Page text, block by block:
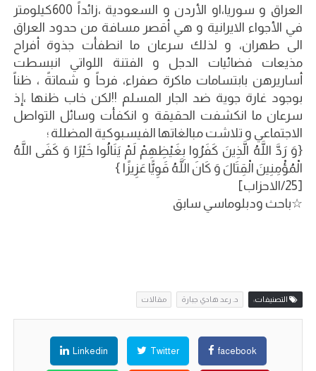
العراق و سوريا،او الأردن و السعودية ،زائداً 600كيلومتر
في الأجواء الايرانية و هي أقصر مسافة من حدود العراق
الى طهران، و لذلك سرعان ما انطفأت جذوة أفراح
مذيعات فضائيات الدجل و الفتنة اللواتي انبسطت
أساريرهن بابتسامات ماكرة صفراء، فرحاً و شماتةً ، ظناً
بوجود غارة جوية ضد الجار المسلم !!لكن خاب ظنها ،إذ
سرعان ما انكشفت الحقيقة و انكفأت وسائل التواصل
الاجتماعي و تلاشت مبالغاتها الفيسبوكية المضللة ؛
{وَ رَدَّ اللَّهُ الَّذِينَ كَفَرُوا بِغَيْظِهِمْ لَمْ يَنَالُوا خَيْرًا وَ كَفَى اللَّهُ
الْمُؤْمِنِينَ الْقِتَالَ وَ كَانَ اللَّهُ قَوِيًّا عَزِيزًا }
[25/الاحزاب]
☆باحث ودبلوماسي سابق
التصنيفات: د. رعد هادي جبارة مقالات
facebook
Twitter
Linkedin